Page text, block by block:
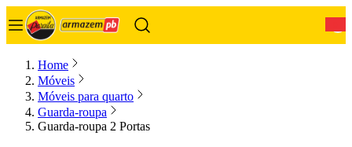
Home
Móveis
Móveis para quarto
Guarda-roupa
Guarda-roupa 2 Portas